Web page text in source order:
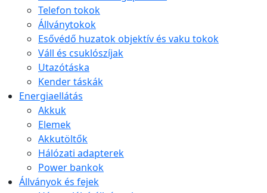
Telefon tokok
Állványtokok
Esővédő huzatok objektív és vaku tokok
Váll és csuklószíjak
Utazótáska
Kender táskák
Energiaellátás
Akkuk
Elemek
Akkutöltők
Hálózati adapterek
Power bankok
Állványok és fejek